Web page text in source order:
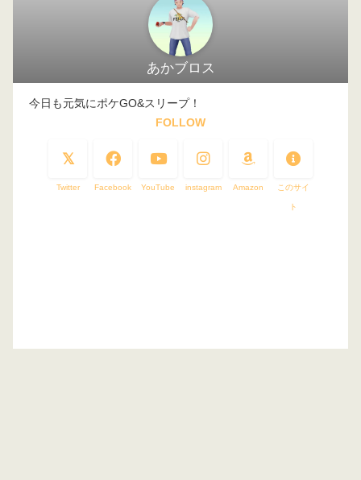
あかブロス
今日も元気にポケGO&スリープ！
FOLLOW
Twitter Facebook YouTube instagram Amazon このサイ
ト